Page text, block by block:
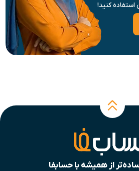
استفاده کنید!
از همیشه با حسابفا